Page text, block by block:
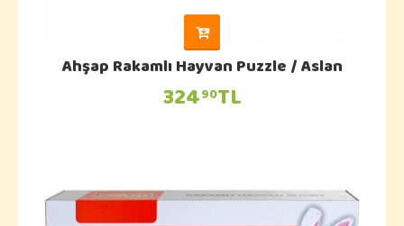
Ahşap Rakamlı Hayvan Puzzle / Aslan
32490TL